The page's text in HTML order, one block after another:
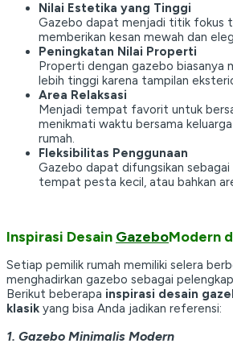
Nilai Estetika yang Tinggi
Gazebo dapat menjadi titik fokus
memberikan kesan mewah dan
Peningkatan Nilai Properti
Properti dengan gazebo biasanya
lebih tinggi karena tampilan
Area Relaksasi
Menjadi tempat favorit untuk
menikmati waktu bersama
rumah.
Fleksibilitas Penggunaan
Gazebo dapat difungsikan
tempat pesta kecil, atau bahkan
Inspirasi Desain GazeboModern
Setiap pemilik rumah memiliki selera
menghadirkan gazebo sebagai
Berikut beberapa inspirasi desain
klasik yang bisa Anda jadikan referensi:
1. Gazebo Minimalis Modern